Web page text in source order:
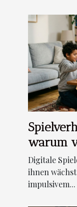
warum
zählt
Digitale
ihnen
impulsivem...